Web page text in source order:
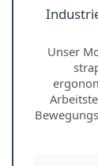
Unser